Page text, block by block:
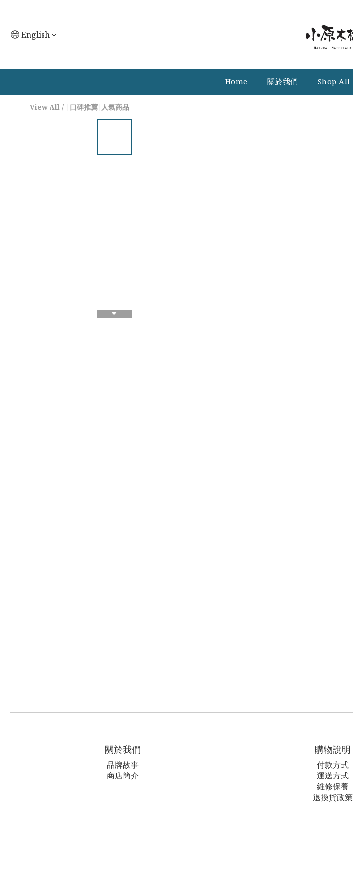
English
Home 關於我們 Shop All
View All / |口碑推薦|人氣商品
關於我們
品牌故事
商店簡介
購物說明
付款方式
運送方式
維修保養
退換貨政策